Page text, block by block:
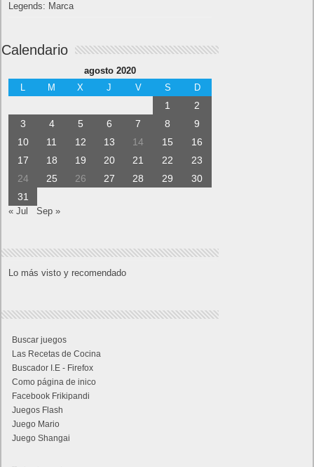
Legends: Marca
Calendario
agosto 2020
L
M X J V S D
1
2
3
4 5 6 7 8
9
10
11 12 13 14 15
16
17
18 19 20 21 22
23
24
25 26 27 28 29
30
31
« Jul Sep »
Lo más visto y recomendado
Buscar juegos
Las Recetas de Cocina
Buscador I.E - Firefox
Como página de inico
Facebook Frikipandi
Juegos Flash
Juego Mario
Juego Shangai